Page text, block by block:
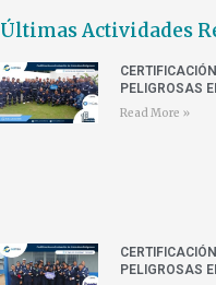
Últimas Actividades
PELIGROSAS
Read More »
PELIGROSAS